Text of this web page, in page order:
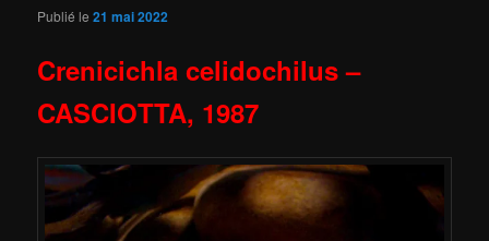
Publié le21 mai 2022
Crenicichla celidochilus –
CASCIOTTA, 1987